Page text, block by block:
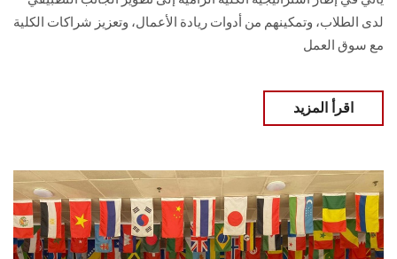
لدى الطلاب، وتمكينهم من أدوات ريادة الأعمال، وتعزيز شراكات الكلية
مع سوق العمل
اقرأ المزيد